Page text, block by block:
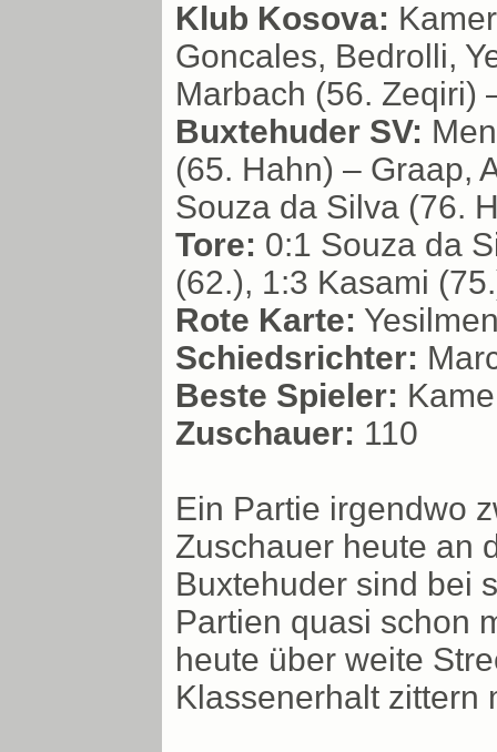
Klub Kosova:
Goncales, Bedrolli,
Marbach (56. Zeqiri)
Buxtehuder SV:
(65. Hahn) – Graap,
Souza da Silva (76.
Tore: 0:1 Souza da
(62.), 1:3 Kasami
Rote Karte:
Schiedsrichter:
Beste Spieler:
Zuschauer: 110
Ein Partie irgendwo
Zuschauer heute an
Buxtehuder sind bei
Partien quasi schon
heute über weite
Klassenerhalt zittern